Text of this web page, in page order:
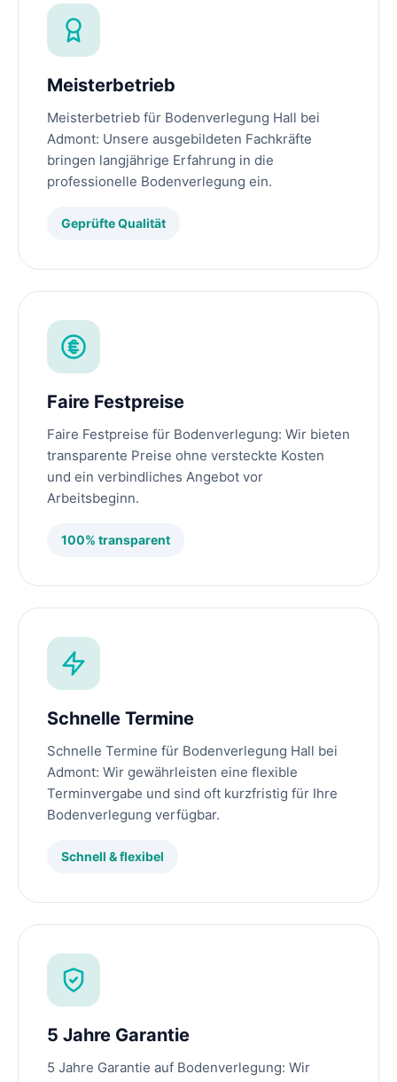
Meisterbetrieb
Meisterbetrieb für Bodenverlegung Hall bei
Admont: Unsere ausgebildeten Fachkräfte
bringen langjährige Erfahrung in die
professionelle Bodenverlegung ein.
Geprüfte Qualität
Faire Festpreise
Faire Festpreise für Bodenverlegung: Wir bieten
transparente Preise ohne versteckte Kosten
und ein verbindliches Angebot vor
Arbeitsbeginn.
100% transparent
Schnelle Termine
Schnelle Termine für Bodenverlegung Hall bei
Admont: Wir gewährleisten eine flexible
Terminvergabe und sind oft kurzfristig für Ihre
Bodenverlegung verfügbar.
Schnell & flexibel
5 Jahre Garantie
5 Jahre Garantie auf Bodenverlegung: Wir